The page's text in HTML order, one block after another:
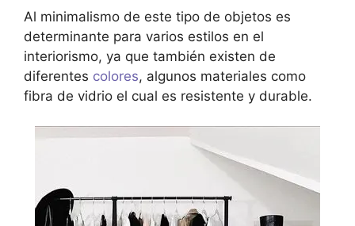
Al minimalismo de este tipo de objetos es
determinante para varios estilos en el
interiorismo, ya que también existen de
diferentes colores, algunos materiales como
fibra de vidrio el cual es resistente y durable.